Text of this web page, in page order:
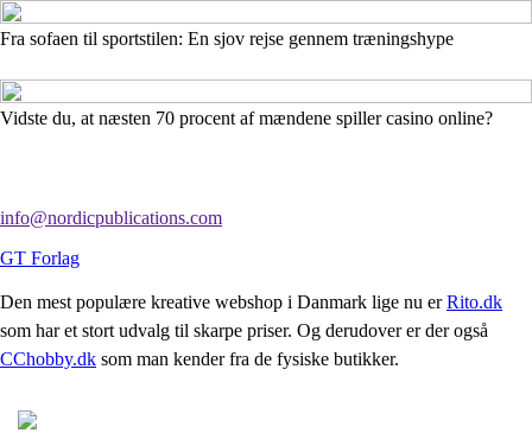
Fra sofaen til sportstilen: En sjov rejse gennem træningshype
Vidste du, at næsten 70 procent af mændene spiller casino online?
info@nordicpublications.com
GT Forlag
Den mest populære kreative webshop i Danmark lige nu erRito.dk
som har et stort udvalg til skarpe priser. Og derudover er der også
CChobby.dk som man kender fra de fysiske butikker.